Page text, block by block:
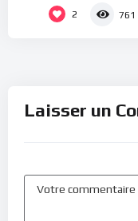
2 761
Laisser un